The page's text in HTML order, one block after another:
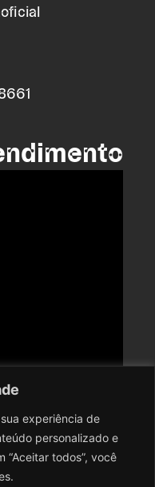
experiência de
personalizado e
“Aceitar todos”, você
os direitos reservados.
imagens, logotipos,